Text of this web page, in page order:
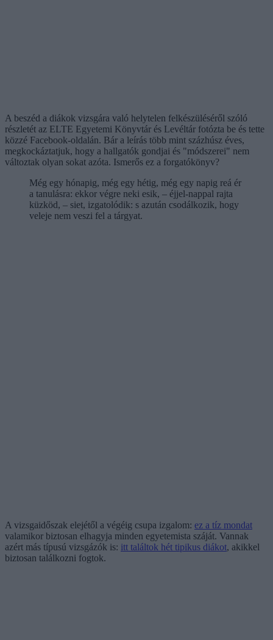
A beszéd a diákok vizsgára való helytelen felkészüléséről szóló
részletét az ELTE Egyetemi Könyvtár és Levéltár fotózta be és tette
közzé Facebook-oldalán. Bár a leírás több mint százhúsz éves,
megkockáztatjuk, hogy a hallgatók gondjai és "módszerei" nem
változtak olyan sokat azóta. Ismerős ez a forgatókönyv?
Még egy hónapig, még egy hétig, még egy napig reá ér
a tanulásra: ekkor végre neki esik, – éjjel-nappal rajta
küzköd, – siet, izgatolódik: s azután csodálkozik, hogy
veleje nem veszi fel a tárgyat.
A vizsgaidőszak elejétől a végéig csupa izgalom: ez a tíz mondat
valamikor biztosan elhagyja minden egyetemista száját. Vannak
azért más típusú vizsgázók is: itt találtok hét tipikus diákot, akikkel
biztosan találkozni fogtok.